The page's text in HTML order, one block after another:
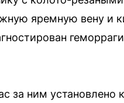
яремную вену и
за ним установлено